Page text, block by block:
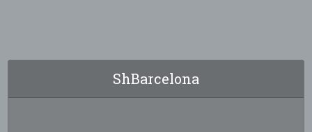
ShBarcelona